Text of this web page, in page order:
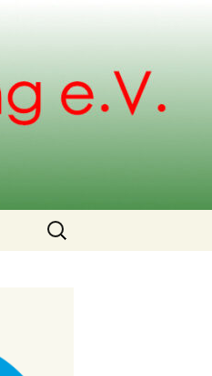
Suchen
nach: